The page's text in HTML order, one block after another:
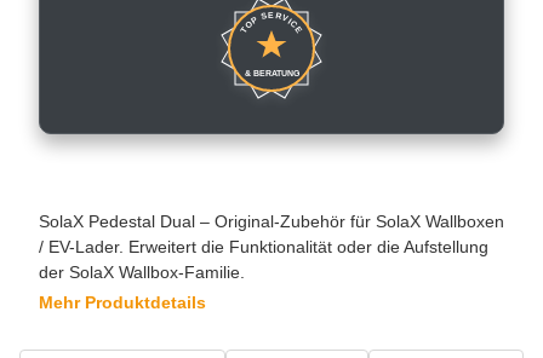
TOP SERVICE
& BERATUNG
SolaX Pedestal Dual – Original-Zubehör für SolaX Wallboxen
/ EV-Lader. Erweitert die Funktionalität oder die Aufstellung
der SolaX Wallbox-Familie.
Mehr Produktdetails